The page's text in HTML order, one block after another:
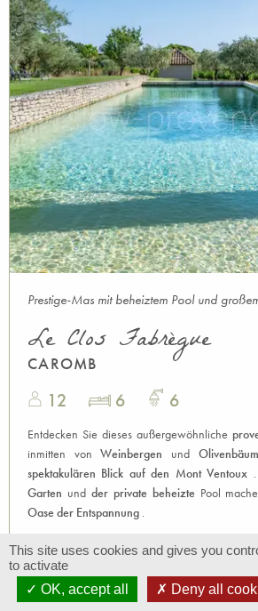
Prestige-Mas mit beheiztem Pool und
Le Clos Fabrègue
CAROMB
12 6 6
Entdecken Sie dieses außergewöhnliche
inmitten vonWeinbergen und
spektakulären Blick auf den Mont Ventoux
Garten und der private beheiztePool
Oase der Entspannung .
This site uses cookies and gives you
to activate
OK, accept all
Deny all